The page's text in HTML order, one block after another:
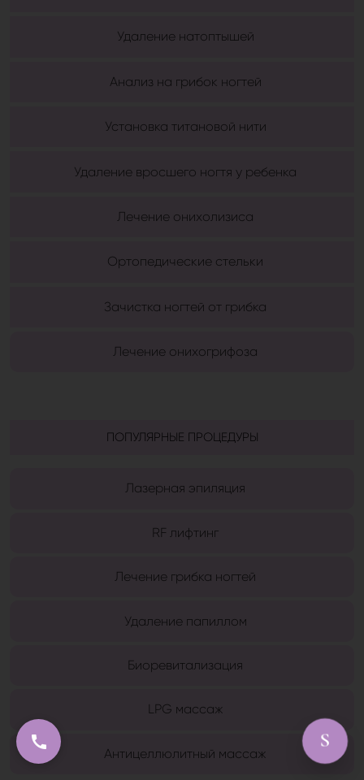
Удаление натоптышей
Анализ на грибок ногтей
Установка титановой нити
Удаление вросшего ногтя у ребенка
Лечение онихолизиса
Ортопедические стельки
Зачистка ногтей от грибка
Лечение онихогрифоза
ПОПУЛЯРНЫЕ ПРОЦЕДУРЫ
Лазерная эпиляция
RF лифтинг
Лечение грибка ногтей
Удаление папиллом
Биоревитализация
LPG массаж
Антицеллюлитный массаж
 S